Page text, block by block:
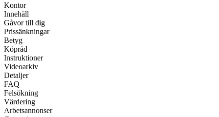
Kontor
Innehåll
Gåvor till dig
Prissänkningar
Betyg
Köpråd
Instruktioner
Videoarkiv
Detaljer
FAQ
Felsökning
Värdering
Arbetsannonser